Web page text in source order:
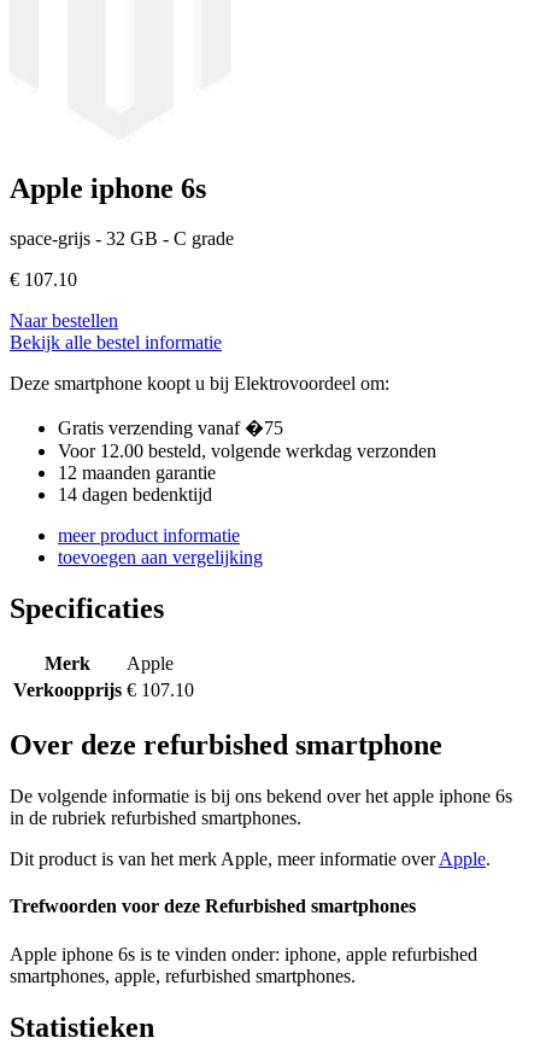
Apple iphone 6s
space-grijs - 32 GB - C grade
€ 107.10
Naar bestellen
Bekijk alle bestel informatie
Deze smartphone koopt u bij Elektrovoordeel om:
Gratis verzending vanaf �75
Voor 12.00 besteld, volgende werkdag verzonden
12 maanden garantie
14 dagen bedenktijd
meer product informatie
toevoegen aan vergelijking
Specificaties
Merk
Apple
Verkoopprijs € 107.10
Over deze refurbished smartphone
De volgende informatie is bij ons bekend over het apple iphone 6s
in de rubriek refurbished smartphones.
Dit product is van het merk Apple, meer informatie overApple.
Trefwoorden voor deze Refurbished smartphones
Apple iphone 6s is te vinden onder: iphone, apple refurbished
smartphones, apple, refurbished smartphones.
Statistieken